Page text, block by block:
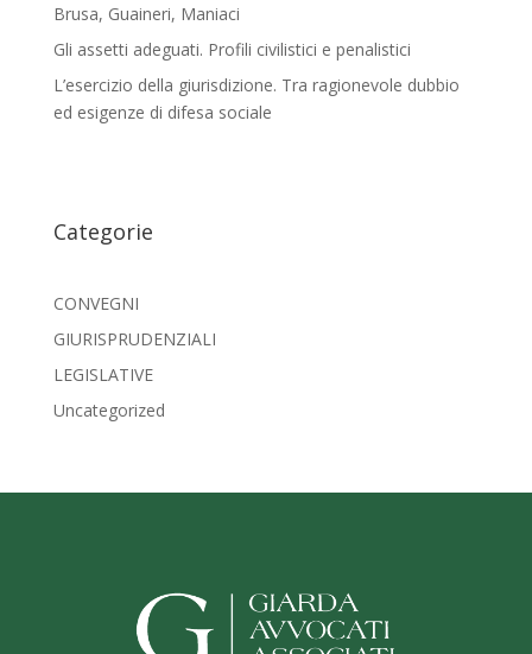
Brusa, Guaineri, Maniaci
Gli assetti adeguati. Profili civilistici e penalistici
L’esercizio della giurisdizione. Tra ragionevole dubbio
ed esigenze di difesa sociale
Categorie
CONVEGNI
GIURISPRUDENZIALI
LEGISLATIVE
Uncategorized